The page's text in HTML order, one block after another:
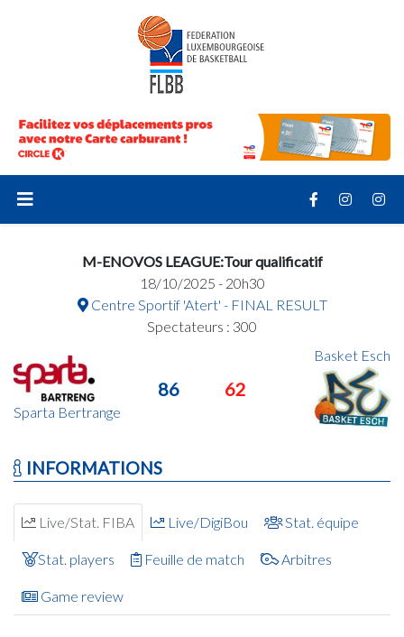
M-ENOVOS LEAGUE:Tour qualificatif
18/10/2025 - 20h30
Centre Sportif 'Atert' - FINAL RESULT
Spectateurs : 300
Sparta Bertrange
86 62
Basket Esch
INFORMATIONS
Live/Stat. FIBA Live/DigiBou Stat. équipe
Stat. players Feuille de match Arbitres
Game review